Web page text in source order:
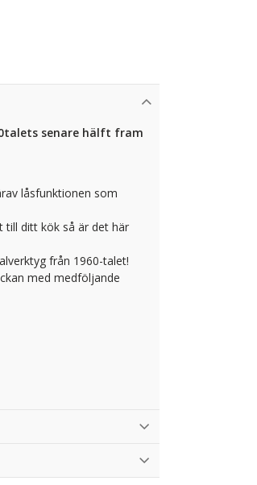
senare hälft fram
låsfunktionen som
till ditt kök så är det här
från 1960-talet!
med medföljande